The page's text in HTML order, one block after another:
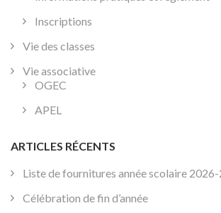
Inscriptions
Vie des classes
Vie associative
OGEC
APEL
ARTICLES RÉCENTS
Liste de fournitures année scolaire
Célébration de fin d’année